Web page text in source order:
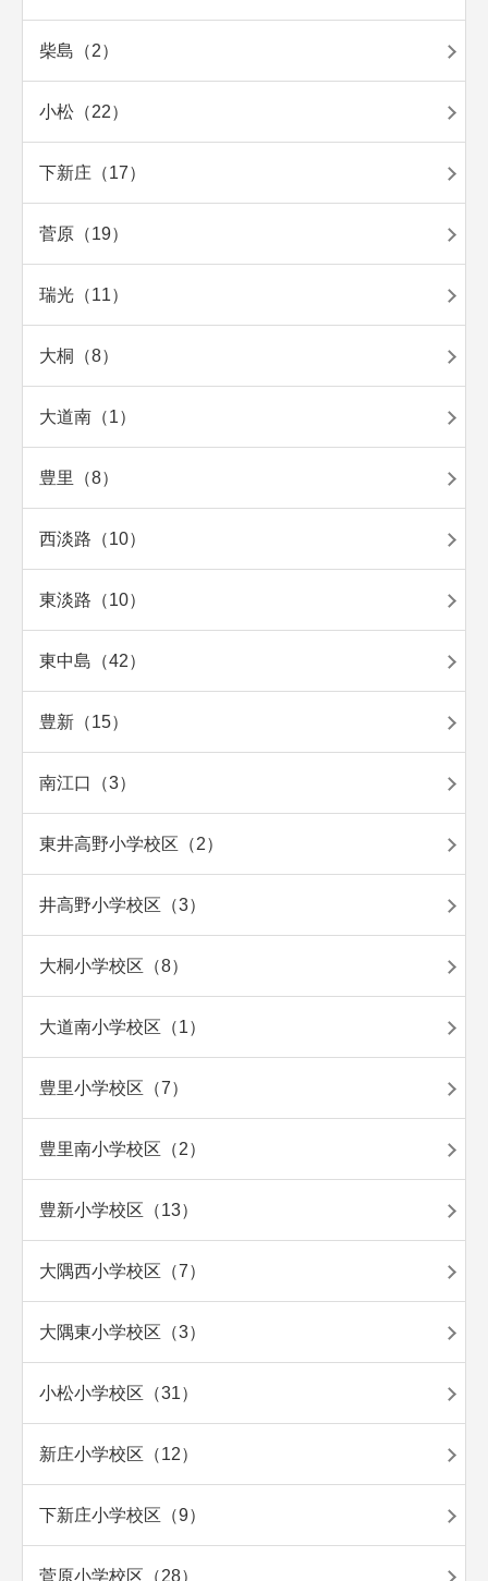
柴島（2）
小松（22）
下新庄（17）
菅原（19）
瑞光（11）
大桐（8）
大道南（1）
豊里（8）
西淡路（10）
東淡路（10）
東中島（42）
豊新（15）
南江口（3）
東井高野小学校区（2）
井高野小学校区（3）
大桐小学校区（8）
大道南小学校区（1）
豊里小学校区（7）
豊里南小学校区（2）
豊新小学校区（13）
大隅西小学校区（7）
大隅東小学校区（3）
小松小学校区（31）
新庄小学校区（12）
下新庄小学校区（9）
菅原小学校区（28）